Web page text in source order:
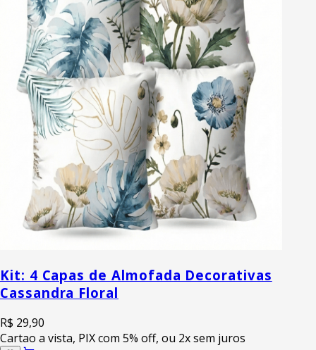
Kit: 4 Capas de Almofada Decorativas
Cassandra Floral
R$ 29,90
Cartao a vista, PIX com 5% off, ou 2x sem juros